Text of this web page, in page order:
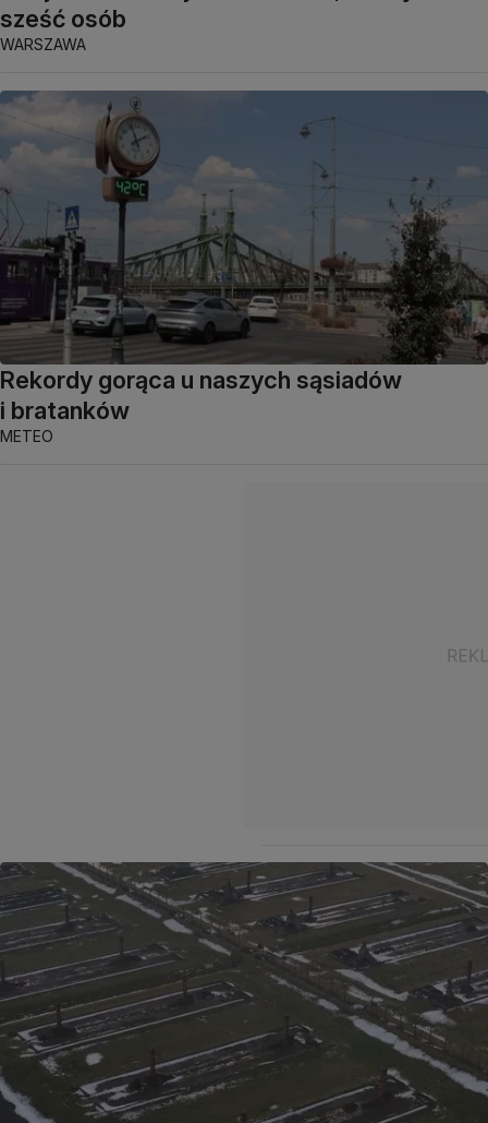
sześć osób
WARSZAWA
Rekordy gorąca u naszych sąsiadów
i bratanków
METEO